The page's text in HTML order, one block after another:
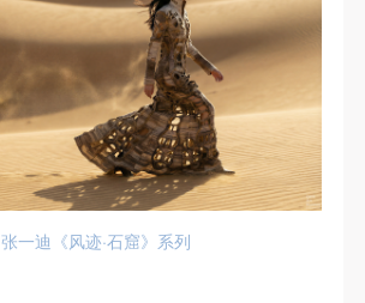
张一迪《风迹·石窟》系列